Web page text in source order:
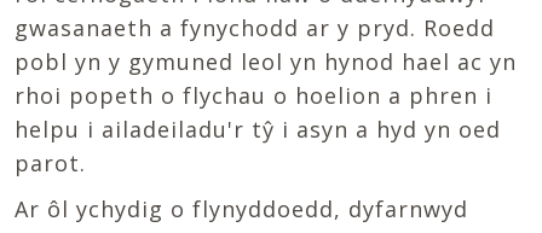
gwasanaeth a fynychodd ar y pryd. Roedd
pobl yn y gymuned leol yn hynod hael ac yn
rhoi popeth o flychau o hoelion a phren i
helpu i ailadeiladu'r tŷ i asyn a hyd yn oed
parot.
Ar ôl ychydig o flynyddoedd, dyfarnwyd